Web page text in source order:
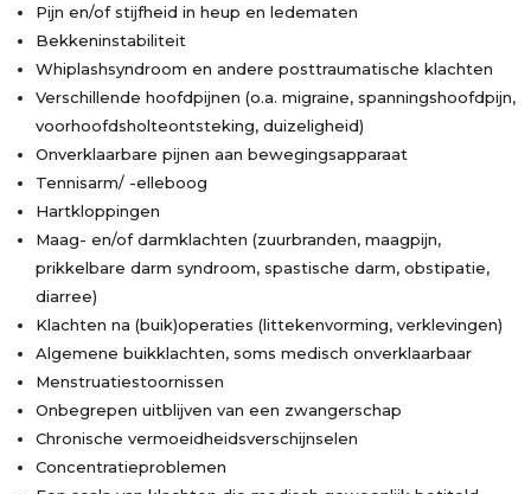
Pijn en/of stijfheid in heup en ledematen
Bekkeninstabiliteit
Whiplashsyndroom en andere posttraumatische klachten
Verschillende hoofdpijnen (o.a. migraine, spanningshoofdpijn,
voorhoofdsholteontsteking, duizeligheid)
Onverklaarbare pijnen aan bewegingsapparaat
Tennisarm/ -elleboog
Hartkloppingen
Maag- en/of darmklachten (zuurbranden, maagpijn,
prikkelbare darm syndroom, spastische darm, obstipatie,
diarree)
Klachten na (buik)operaties (littekenvorming, verklevingen)
Algemene buikklachten, soms medisch onverklaarbaar
Menstruatiestoornissen
Onbegrepen uitblijven van een zwangerschap
Chronische vermoeidheidsverschijnselen
Concentratieproblemen